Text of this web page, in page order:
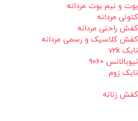
بوت و نیم بوت مردانه
کتونی مردانه
کفش راحتی مردانه
کفش کلاسیک و رسمی مردانه
نایک v2k
نیوبالانس 9060
نایک زوم
کفش زنانه